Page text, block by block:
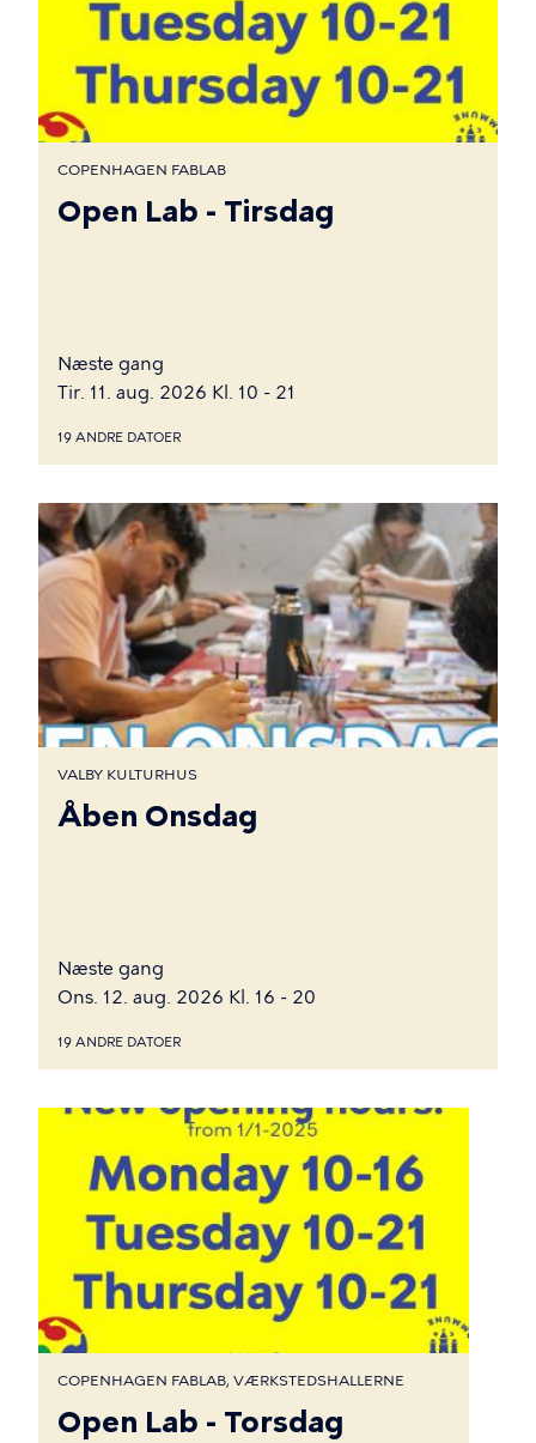
COPENHAGEN FABLAB
Open Lab - Tirsdag
Næste gang
Tir. 11. aug. 2026 Kl. 10 - 21
19 ANDRE DATOER
VALBY KULTURHUS
Åben Onsdag
Næste gang
Ons. 12. aug. 2026 Kl. 16 - 20
19 ANDRE DATOER
COPENHAGEN FABLAB, VÆRKSTEDSHALLERNE
Open Lab - Torsdag